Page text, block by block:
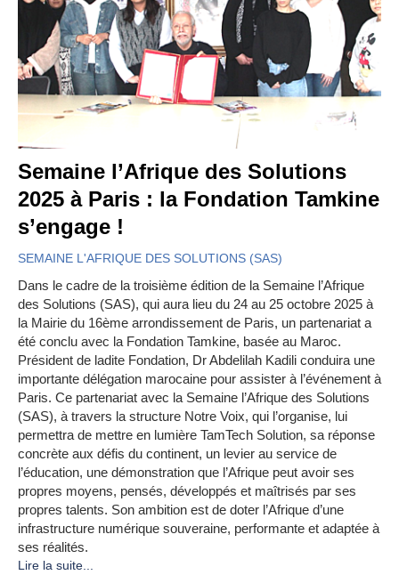
Semaine l’Afrique des Solutions
2025 à Paris : la Fondation Tamkine
s’engage !
SEMAINE L'AFRIQUE DES SOLUTIONS (SAS)
Dans le cadre de la troisième édition de la Semaine l’Afrique
des Solutions (SAS), qui aura lieu du 24 au 25 octobre 2025 à
la Mairie du 16ème arrondissement de Paris, un partenariat a
été conclu avec la Fondation Tamkine, basée au Maroc.
Président de ladite Fondation, Dr Abdelilah Kadili conduira une
importante délégation marocaine pour assister à l’événement à
Paris. Ce partenariat avec la Semaine l’Afrique des Solutions
(SAS), à travers la structure Notre Voix, qui l’organise, lui
permettra de mettre en lumière TamTech Solution, sa réponse
concrète aux défis du continent, un levier au service de
l’éducation, une démonstration que l’Afrique peut avoir ses
propres moyens, pensés, développés et maîtrisés par ses
propres talents. Son ambition est de doter l’Afrique d’une
infrastructure numérique souveraine, performante et adaptée à
ses réalités.
Lire la suite...